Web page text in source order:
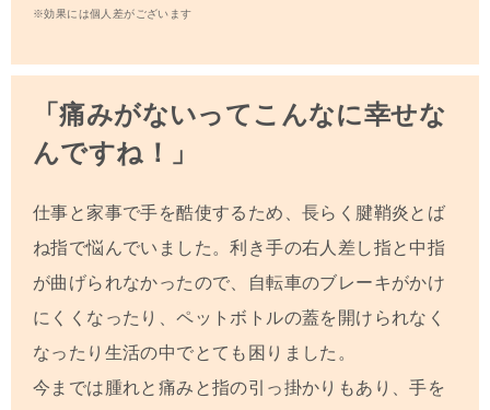
※効果には個人差がございます
「痛みがないってこんなに幸せな
んですね！」
仕事と家事で手を酷使するため、長らく腱鞘炎とば
ね指で悩んでいました。利き手の右人差し指と中指
が曲げられなかったので、自転車のブレーキがかけ
にくくなったり、ペットボトルの蓋を開けられなく
なったり生活の中でとても困りました。
今までは腫れと痛みと指の引っ掛かりもあり、手を